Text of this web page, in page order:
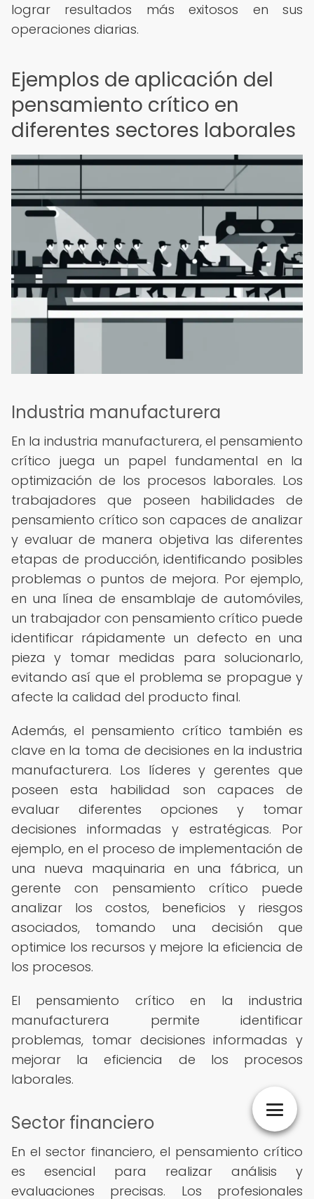
lograr resultados más exitosos en sus
operaciones diarias.
Ejemplos de aplicación del
pensamiento crítico en
diferentes sectores laborales
Industria manufacturera
En la industria manufacturera, el pensamiento
crítico juega un papel fundamental en la
optimización de los procesos laborales. Los
trabajadores que poseen habilidades de
pensamiento crítico son capaces de analizar
y evaluar de manera objetiva las diferentes
etapas de producción, identificando posibles
problemas o puntos de mejora. Por ejemplo,
en una línea de ensamblaje de automóviles,
un trabajador con pensamiento crítico puede
identificar rápidamente un defecto en una
pieza y tomar medidas para solucionarlo,
evitando así que el problema se propague y
afecte la calidad del producto final.
Además, el pensamiento crítico también es
clave en la toma de decisiones en la industria
manufacturera. Los líderes y gerentes que
poseen esta habilidad son capaces de
evaluar diferentes opciones y tomar
decisiones informadas y estratégicas. Por
ejemplo, en el proceso de implementación de
una nueva maquinaria en una fábrica, un
gerente con pensamiento crítico puede
analizar los costos, beneficios y riesgos
asociados, tomando una decisión que
optimice los recursos y mejore la eficiencia de
los procesos.
El pensamiento crítico en la industria
manufacturera permite identificar
problemas, tomar decisiones informadas y
mejorar la eficiencia de los procesos
laborales.
Sector financiero
En el sector financiero, el pensamiento crítico
es esencial para realizar análisis y
evaluaciones precisas. Los profesionales